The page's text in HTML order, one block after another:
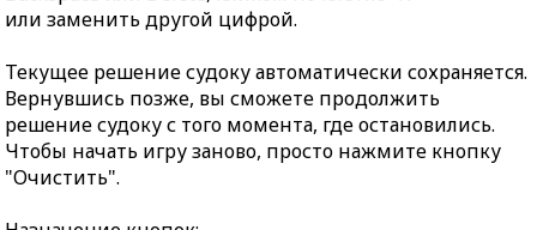
или заменить другой цифрой.
Текущее решение судоку автоматически сохраняется.
Вернувшись позже, вы сможете продолжить
решение судоку с того момента, где остановились.
Чтобы начать игру заново, просто нажмите кнопку
"Очистить".